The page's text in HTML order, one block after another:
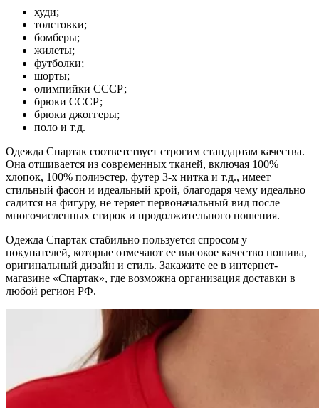
худи;
толстовки;
бомберы;
жилеты;
футболки;
шорты;
олимпийки СССР;
брюки СССР;
брюки джоггеры;
поло и т.д.
Одежда Спартак соответствует строгим стандартам качества.
Она отшивается из современных тканей, включая 100%
хлопок, 100% полиэстер, футер 3-х нитка и т.д., имеет
стильный фасон и идеальный крой, благодаря чему идеально
садится на фигуру, не теряет первоначальный вид после
многочисленных стирок и продолжительного ношения.
Одежда Спартак стабильно пользуется спросом у
покупателей, которые отмечают ее высокое качество пошива,
оригинальный дизайн и стиль. Закажите ее в интернет-
магазине «Спартак», где возможна организация доставки в
любой регион РФ.